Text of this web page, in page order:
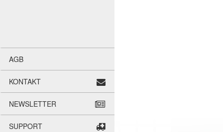
AGB
KON­TAKT
NEWS­LET­TER
SUP­PORT